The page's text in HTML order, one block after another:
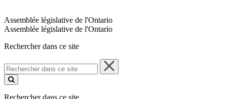
Assemblée législative de l'Ontario
Assemblée législative de l'Ontario
Rechercher dans ce site
Rechercher
dans
ce
Rechercher dans ce site